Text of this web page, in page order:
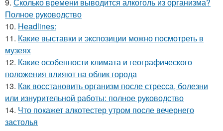
9. Сколько времени выводится алкоголь из организма?
Полное руководство
10. Headlines:
11. Какие выставки и экспозиции можно посмотреть в
музеях
12. Какие особенности климата и географического
положения влияют на облик города
13. Как восстановить организм после стресса, болезни
или изнурительной работы: полное руководство
14. Что покажет алкотестер утром после вечернего
застолья